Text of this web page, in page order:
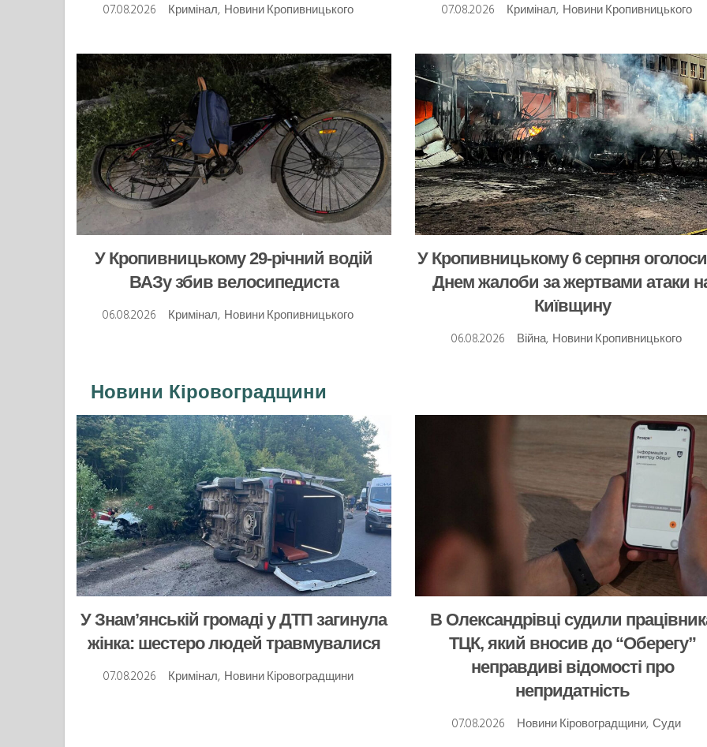
07.08.2026
Кримінал, Новини Кропивницького
07.08.2026
Кримінал, Новини Кропивницького
У Кропивницькому 29-річний водій
ВАЗу збив велосипедиста
06.08.2026
Кримінал, Новини Кропивницького
У Кропивницькому 6 серпня
Днем жалоби за жертвами атаки
Київщину
06.08.2026
Війна, Новини Кропивницького
Новини Кіровоградщини
У Знам’янській громаді у ДТП загинула
жінка: шестеро людей травмувалися
07.08.2026
Кримінал, Новини Кіровоградщини
В Олександрівці судили
ТЦК, який вносив до “Оберегу”
неправдиві відомості про
непридатність
07.08.2026
Новини Кіровоградщини, Суди